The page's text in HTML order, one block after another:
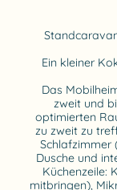
Ein kleiner
Das
zweit und
optimierten
zu zweit zu
Schlafzimmer
Dusche und
Küchenzeile:
mitbringen),